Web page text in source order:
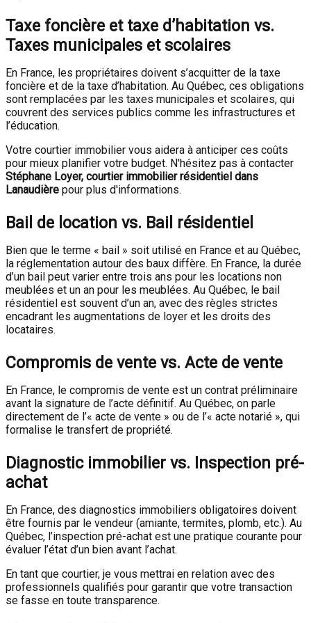
Taxe foncière et taxe d’habitation vs.
Taxes municipales et scolaires
En France, les propriétaires doivent s’acquitter de la taxe
foncière et de la taxe d’habitation. Au Québec, ces obligations
sont remplacées par les taxes municipales et scolaires, qui
couvrent des services publics comme les infrastructures et
l’éducation.
Votre courtier immobilier vous aidera à anticiper ces coûts
pour mieux planifier votre budget. N'hésitez pas à contacter
Stéphane Loyer, courtier immobilier résidentiel dans
Lanaudière pour plus d'informations.
Bail de location vs. Bail résidentiel
Bien que le terme « bail » soit utilisé en France et au Québec,
la réglementation autour des baux diffère. En France, la durée
d’un bail peut varier entre trois ans pour les locations non
meublées et un an pour les meublées. Au Québec, le bail
résidentiel est souvent d’un an, avec des règles strictes
encadrant les augmentations de loyer et les droits des
locataires.
Compromis de vente vs. Acte de vente
En France, le compromis de vente est un contrat préliminaire
avant la signature de l’acte définitif. Au Québec, on parle
directement de l’« acte de vente » ou de l’« acte notarié », qui
formalise le transfert de propriété.
Diagnostic immobilier vs. Inspection pré-
achat
En France, des diagnostics immobiliers obligatoires doivent
être fournis par le vendeur (amiante, termites, plomb, etc.). Au
Québec, l’inspection pré-achat est une pratique courante pour
évaluer l’état d’un bien avant l’achat.
En tant que courtier, je vous mettrai en relation avec des
professionnels qualifiés pour garantir que votre transaction
se fasse en toute transparence.